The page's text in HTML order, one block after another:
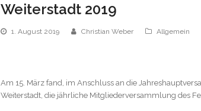
Weiterstadt 2019
1. August 2019 Christian Weber Allgemein
Am 15. März fand, im Anschluss an die
Weiterstadt, die jährliche Mitgliederversammlung des